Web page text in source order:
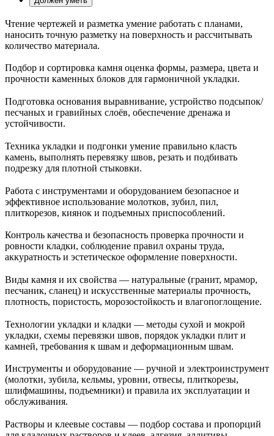
Чтение чертежей и разметка умение работать с планами,
наносить точную разметку на поверхность и рассчитывать
количество материала.
Подбор и сортировка камня оценка формы, размера, цвета и
прочности каменных блоков для гармоничной укладки.
Подготовка основания выравнивание, устройство подсыпок/
песчаных и гравийных слоёв, обеспечение дренажа и
устойчивости.
Техника укладки и подгонки умение правильно класть
камень, выполнять перевязку швов, резать и подбивать
подрезку для плотной стыковки.
Работа с инструментами и оборудованием безопасное и
эффективное использование молотков, зубил, пил,
плиткорезов, киянок и подъемных приспособлений.
Контроль качества и безопасность проверка прочности и
ровности кладки, соблюдение правил охраны труда,
аккуратность и эстетическое оформление поверхности.
Виды камня и их свойства — натуральные (гранит, мрамор,
песчаник, сланец) и искусственные материалы прочность,
плотность, пористость, морозостойкость и влагопоглощение.
Технологии укладки и кладки — методы сухой и мокрой
укладки, схемы перевязки швов, порядок укладки плит и
камней, требования к швам и деформационным швам.
Инструменты и оборудование — ручной и электроинструмент
(молотки, зубила, кельмы, уровни, отвесы, плиткорезы,
шлифмашины, подъемники) и правила их эксплуатации и
обслуживания.
Растворы и клеевые составы — подбор состава и пропорций